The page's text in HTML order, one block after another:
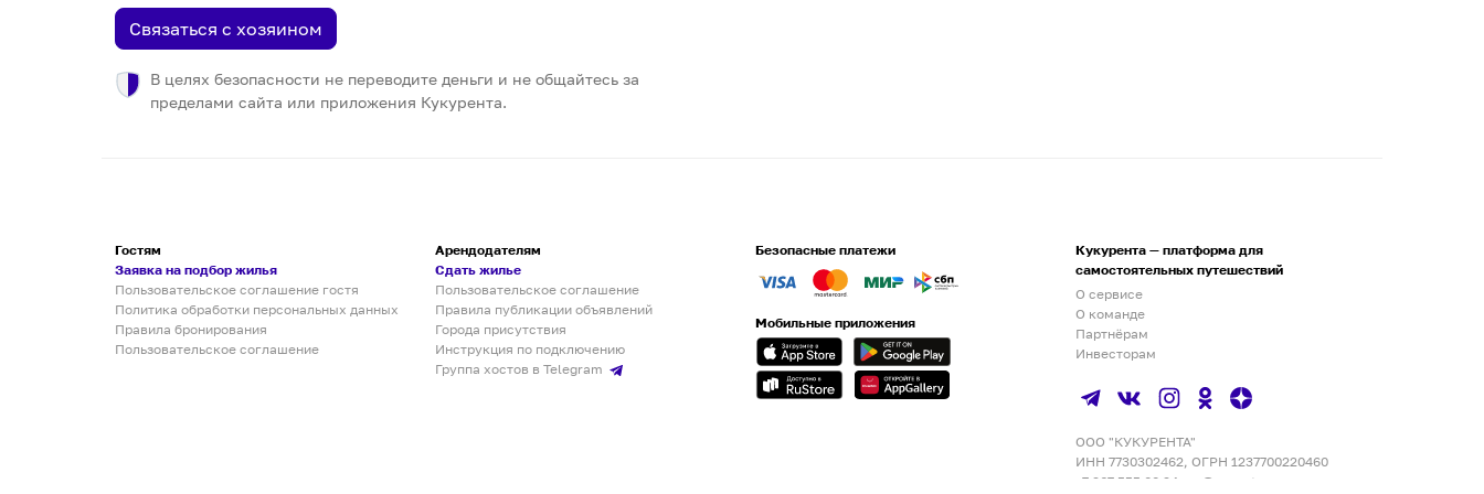
Связаться с хозяином
В целях безопасности не переводите деньги и не общайтесь за
пределами сайта или приложения Кукурента.
Гостям
Заявка на подбор жилья
Пользовательское соглашение гостя
Политика обработки персональных данных
Правила бронирования
Пользовательское соглашение
Арендодателям
Сдать жилье
Пользовательское соглашение
Правила публикации объявлений
Города присутствия
Инструкция по подключению
Группа хостов в Telegram
Безопасные платежи
Мобильные приложения
Кукурента — платформа для
самостоятельных путешествий
О сервисе
О команде
Партнёрам
Инвесторам
ООО "КУКУРЕНТА"
ИНН 7730302462, ОГРН 1237700220460
+7 967 555 00 24
qq@qqrenta.ru